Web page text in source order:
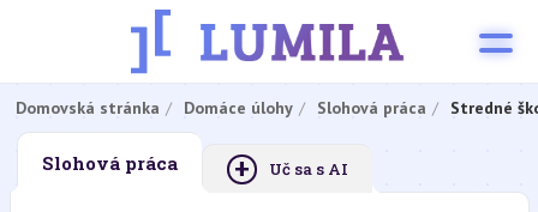
Domovská stránka Domáce úlohy Slohová práca Stredné
Slohová práca + Uč sa s AI